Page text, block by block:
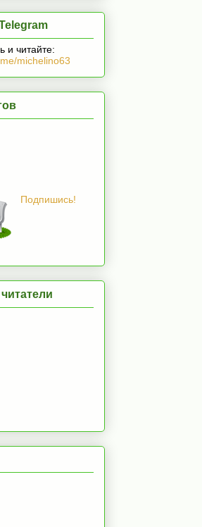
и читайте:
michelino63
Подпишись!